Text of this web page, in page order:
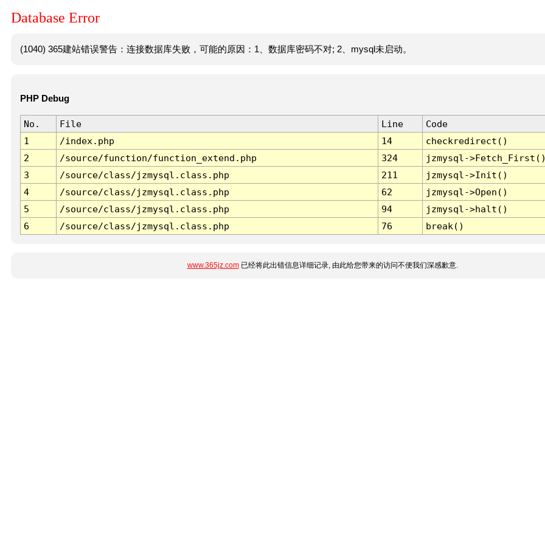
Database Error
(1040) 365建站错误警告：连接数据库失败，可能的原因：1、数据库密码不对; 2、mysql未启动。
PHP Debug
No. File Line
Code
1
/index.php 14
checkredirect()
2
/source/function/function_extend.php 324
jzmysql-
3
/source/class/jzmysql.class.php 211
jzmysql->Init()
4
/source/class/jzmysql.class.php 62
jzmysql->Open()
5
/source/class/jzmysql.class.php 94
jzmysql->halt()
6
/source/class/jzmysql.class.php 76 break()
www.365jz.com已经将此出错信息详细记录, 由此给您带来的访问不便我们深感歉意.